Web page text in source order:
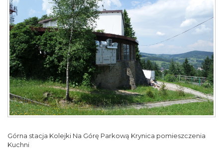
Górna stacja Kolejki Na Górę Parkową Krynica pomieszczenia
Kuchni